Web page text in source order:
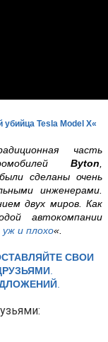
убийца Tesla Model X«
часть
Byton
сделаны очень
инженерами.
двух миров. Как
автокомпании
и плохо«.
СВОИ
.
.